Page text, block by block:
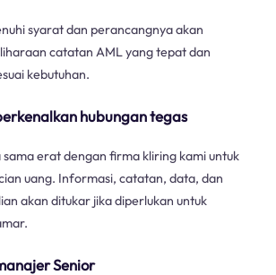
syarat dan perancangnya akan
catatan AML yang tepat dan
kebutuhan.
hubungan tegas
erat dengan firma kliring kami untuk
uang. Informasi, catatan, data, dan
akan ditukar jika diperlukan untuk
Senior